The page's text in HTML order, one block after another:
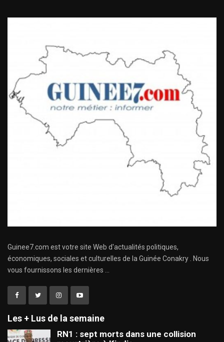
Guinee7.com est votre site Web d'actualités politiques,
économiques, sociales et culturelles de la Guinée Conakry . Nous
vous fournissons les dernières ...
Les + Lus de la semaine
RN1 : sept morts dans une collision